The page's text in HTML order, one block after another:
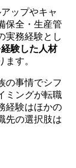
ップやキャ
保全・生産管
実務経験とし
験した人材
ます。
の事情でシフ
ミングが転職
経験はほかの
先の選択肢は